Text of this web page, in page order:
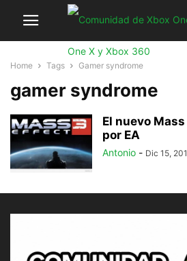
Home Tags Gamer syndrome
gamer syndrome
El nuevo
por EA
Antonio - Dic 15,